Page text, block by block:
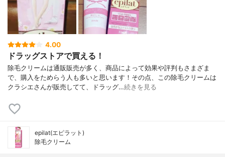
4.00
ドラッグストアで買える！
除毛クリームは通販販売が多く、商品によって効果や評判もさまざま
で、購入をためらう人も多いと思います！その点、この除毛クリームは
クラシエさんが販売してて、ドラッグ…続きを見る
epilat(エピラット)
除毛クリーム